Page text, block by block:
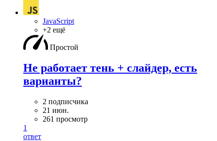
JavaScript
+2 ещё
Простой
Не работает тень + слайдер, есть
варианты?
2 подписчика
21 июн.
261 просмотр
1
ответ